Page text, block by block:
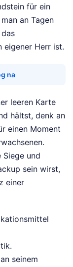
für ein
an Tagen
eigener Herr ist.
na
leeren Karte
hältst, denk an
einen Moment
Siege und
sein wirst,
einer
seinem